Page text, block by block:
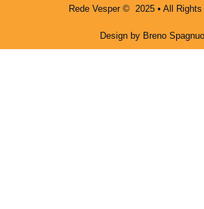
Rede Vesper © 2025 • All Rights
Design by Breno